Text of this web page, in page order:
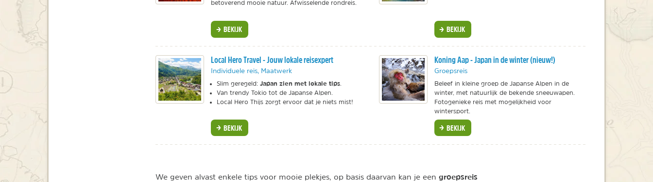
betoverend mooie natuur. Afwisselende rondreis.
BEKIJK BEKIJK
Local Hero Travel - Jouw lokale reisexpert
Individuele reis, Maatwerk
Slim geregeld: Japan zien met lokale tips
Van trendy Tokio tot de Japanse Alpen.
Local Hero Thijs zorgt ervoor dat je niets mist!
BEKIJK
Koning Aap - Japan in de winter (nieuw!)
Groepsreis
Beleef in kleine groep de Japanse Alpen in de
winter, met natuurlijk de bekende sneeuwapen.
Fotogenieke reis met mogelijkheid voor
wintersport.
BEKIJK
We geven alvast enkele tips voor mooie plekjes, op basis daarvan kan je een groepsreis